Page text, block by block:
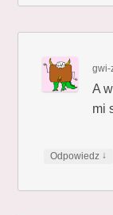
gwi-
A
mi
Odpowiedz ↓